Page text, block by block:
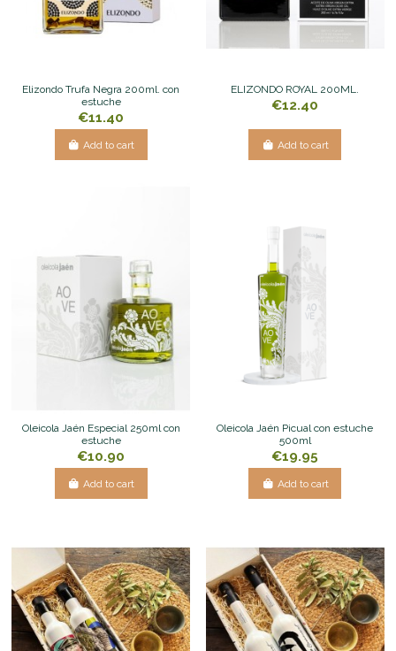
Elizondo Trufa Negra 200ml. con
estuche
€11.40
Add to cart
ELIZONDO ROYAL 200ML.
€12.40
Add to cart
Oleicola Jaén Especial 250ml con
estuche
€10.90
Add to cart
Oleicola Jaén Picual con estuche
500ml
€19.95
Add to cart